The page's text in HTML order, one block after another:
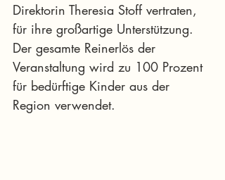
Direktorin Theresia Stoff vertraten,
für ihre großartige Unterstützung.
Der gesamte Reinerlös der
Veranstaltung wird zu 100 Prozent
für bedürftige Kinder aus der
Region verwendet.